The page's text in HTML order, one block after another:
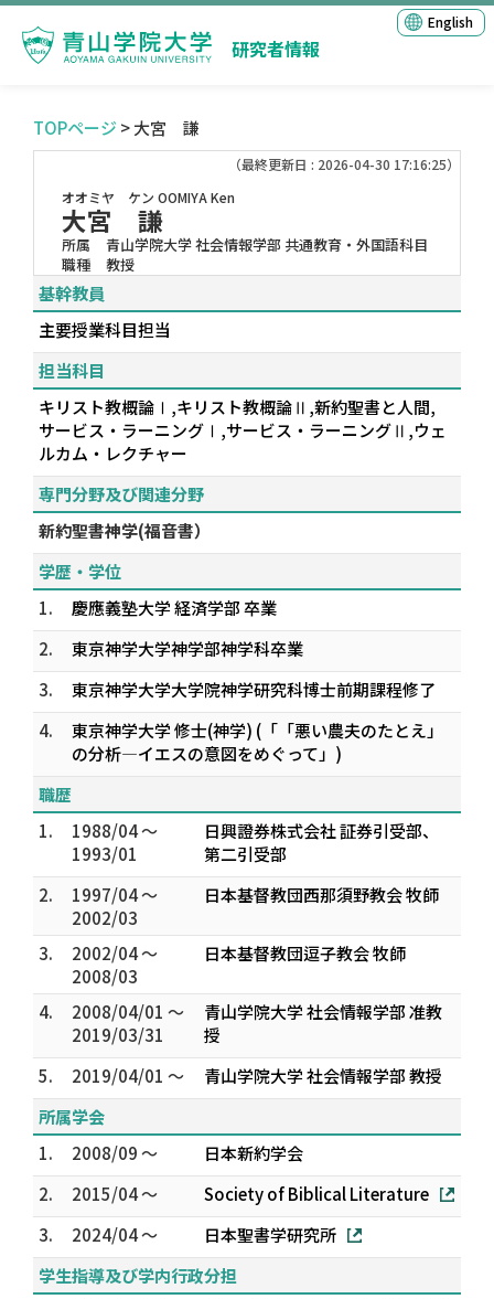
研究者情報
English
TOPページ > 大宮 謙
（最終更新日 : 2026-04-30 17:16:25）
オオミヤ ケン OOMIYA Ken
大宮 謙
所属
青山学院大学 社会情報学部 共通教育・外国語科目
職種
教授
基幹教員
主要授業科目担当
担当科目
キリスト教概論Ⅰ,キリスト教概論Ⅱ,新約聖書と人間,
サービス・ラーニングⅠ,サービス・ラーニングⅡ,ウェ
ルカム・レクチャー
専門分野及び関連分野
新約聖書神学(福音書）
学歴・学位
1.
慶應義塾大学 経済学部 卒業
2.
東京神学大学神学部神学科卒業
3.
東京神学大学大学院神学研究科博士前期課程修了
4.
東京神学大学 修士(神学) (「「悪い農夫のたとえ」
の分析―イエスの意図をめぐって」)
職歴
1.
1988/04 ～
1993/01
日興證券株式会社 証券引受部、
第二引受部
2.
1997/04 ～
2002/03
日本基督教団西那須野教会 牧師
3.
2002/04 ～
2008/03
日本基督教団逗子教会 牧師
4.
2008/04/01 ～
2019/03/31
青山学院大学 社会情報学部 准教
授
5.
2019/04/01 ～
青山学院大学 社会情報学部 教授
所属学会
1.
2008/09 ～
日本新約学会
2.
2015/04 ～
Society of Biblical Literature
3.
2024/04 ～
日本聖書学研究所
学生指導及び学内行政分担